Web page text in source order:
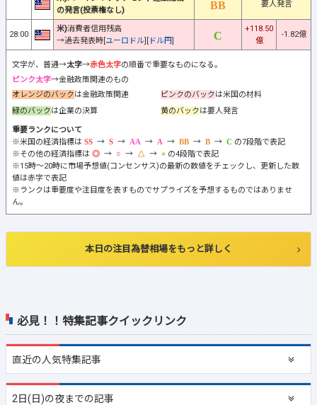
必見！！特集記事クイックリンク
直近の人気特集記事
2日(日)の夜までの記事
の発言(投票権なし)
要人発言
28:00
米)消費者信用残高
→過去発表時[ユーロドル][ ドル円]
+118.50
億
-1.82億
文字が、普通→太字→赤色太字の順番で重要なものになる。
ピンク太字→金融政策関連のもの
オレンジのバックは金融政策関連 ピンクのバックは米国の材料
緑のバックは企業の決算 黄のバックは要人発言
重要ランクについて
※米国の経済指標は
→ → → → → →
の7段階で表記
※その他の経済指標は
→ → →
の4段階で表記
※15時～20時に市場予想値(コンセンサス)の最新の数値をチェックし、更新した数
値は赤字で表記
※ランクは重要度や注目度を表すものでサプライズを予想するものではありませ
ん。
本日の注目為替相場をもっと詳しく